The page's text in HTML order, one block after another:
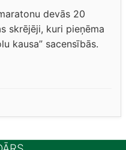
devās 20
skrējēji, kuri pieņēma
kausa” sacensībās.